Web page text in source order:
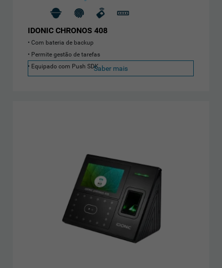
IDONIC CHRONOS 408
Com bateria de backup
Permite gestão de tarefas
Equipado com Push SDKSaber mais